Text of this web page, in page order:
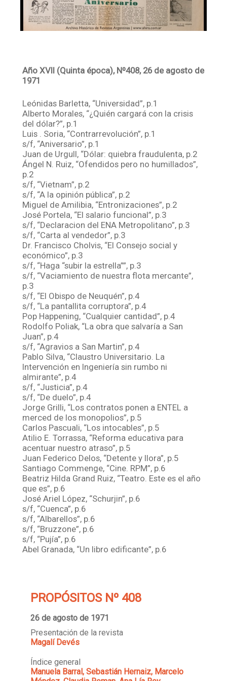
Año XVII (Quinta época), Nº408, 26 de agosto de
1971
Leónidas Barletta, “Universidad”, p.1
Alberto Morales, “¿Quién cargará con la crisis
del dólar?”, p.1
Luis . Soria, “Contrarrevolución”, p.1
s/f, “Aniversario”, p.1
Juan de Urgull, “Dólar: quiebra fraudulenta, p.2
Ángel N. Ruiz, “Ofendidos pero no humillados”,
p.2
s/f, “Vietnam”, p.2
s/f, “A la opinión pública”, p.2
Miguel de Amilibia, “Entronizaciones”, p.2
José Portela, “El salario funcional”, p.3
s/f, “Declaracion del ENA Metropolitano”, p.3
s/f, “Carta al vendedor”, p.3
Dr. Francisco Cholvis, “El Consejo social y
económico”, p.3
s/f, “Haga “subir la estrella””, p.3
s/f, “Vaciamiento de nuestra flota mercante”,
p.3
s/f, “El Obispo de Neuquén”, p.4
s/f, “La pantallita corruptora”, p.4
Pop Happening, “Cualquier cantidad”, p.4
Rodolfo Poliak, “La obra que salvaría a San
Juan”, p.4
s/f, “Agravios a San Martin”, p.4
Pablo Silva, “Claustro Universitario. La
Intervención en Ingeniería sin rumbo ni
almirante”, p.4
s/f, “Justicia”, p.4
s/f, “De duelo”, p.4
Jorge Grilli, “Los contratos ponen a ENTEL a
merced de los monopolios”, p.5
Carlos Pascuali, “Los intocables”, p.5
Atilio E. Torrassa, “Reforma educativa para
acentuar nuestro atraso”, p.5
Juan Federico Delos, “Detente y llora”, p.5
Santiago Commenge, “Cine. RPM”, p.6
Beatriz Hilda Grand Ruiz, “Teatro. Este es el año
que es”, p.6
José Ariel López, “Schurjin”, p.6
s/f, “Cuenca”, p.6
s/f, “Albarellos”, p.6
s/f, “Bruzzone”, p.6
s/f, “Pujía”, p.6
Abel Granada, “Un libro edificante”, p.6
PROPÓSITOS Nº 408
26 de agosto de 1971
Presentación de la revista
Magalí Devés
Índice general
Manuela Barral, Sebastián Hernaiz, Marcelo